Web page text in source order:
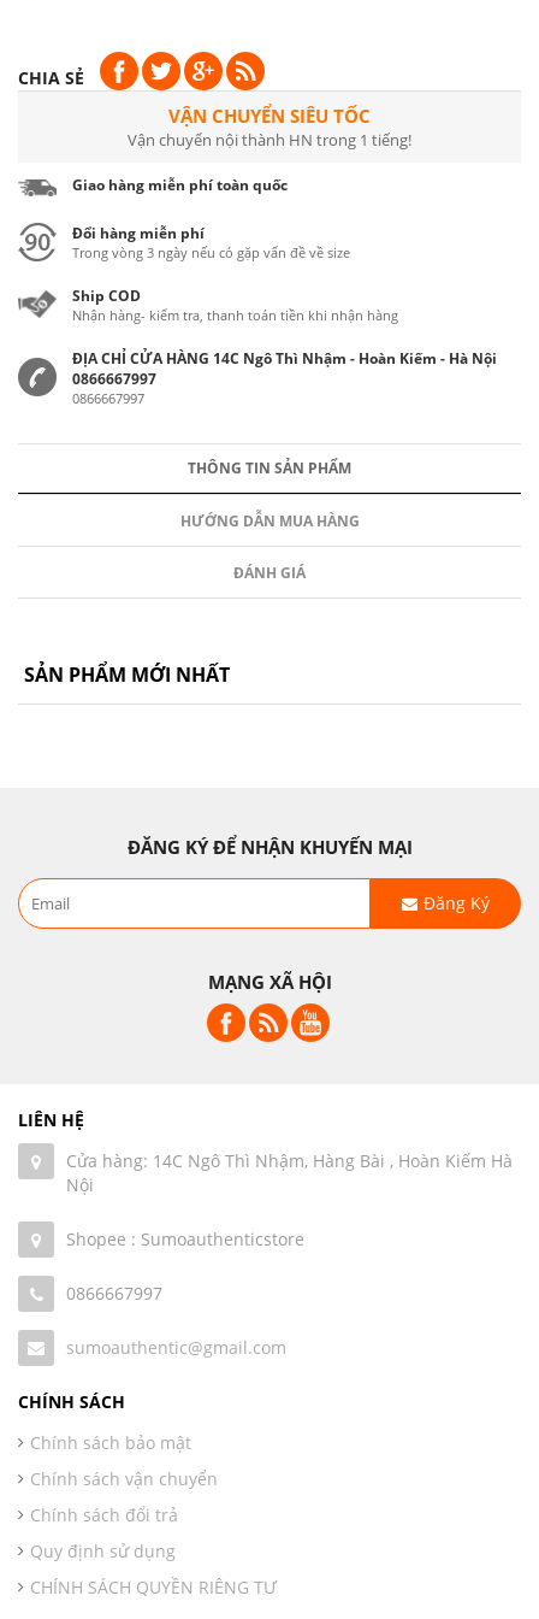
CHIA SẺ
VẬN CHUYỂN SIÊU TỐC
Vận chuyển nội thành HN trong 1 tiếng!
Giao hàng miễn phí toàn quốc
Đổi hàng miễn phí
Trong vòng 3 ngày nếu có gặp vấn đề về size
Ship COD
Nhận hàng- kiểm tra, thanh toán tiền khi nhận hàng
ĐỊA CHỈ CỬA HÀNG 14C Ngô Thì Nhậm - Hoàn Kiếm - Hà Nội
0866667997
0866667997
THÔNG TIN SẢN PHẨM
HƯỚNG DẪN MUA HÀNG
ĐÁNH GIÁ
SẢN PHẨM MỚI NHẤT
ĐĂNG KÝ ĐỂ NHẬN KHUYẾN MẠI
Đăng Ký
MẠNG XÃ HỘI
LIÊN HỆ
Cửa hàng: 14C Ngô Thì Nhậm, Hàng Bài , Hoàn Kiếm Hà
Nội
Shopee : Sumoauthenticstore
0866667997
sumoauthentic@gmail.com
CHÍNH SÁCH
Chính sách bảo mật
Chính sách vận chuyển
Chính sách đổi trả
Quy định sử dụng
CHÍNH SÁCH QUYỀN RIÊNG TƯ